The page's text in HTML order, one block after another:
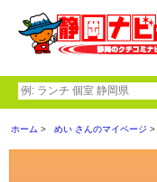
ホーム めい さんのマイページ